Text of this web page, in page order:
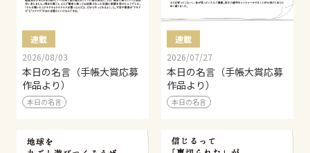
連載
2026/08/03
本日の名言（手帳大賞応募
作品より）
本日の名言
連載
2026/07/27
本日の名言（手帳大賞応募
作品より）
本日の名言